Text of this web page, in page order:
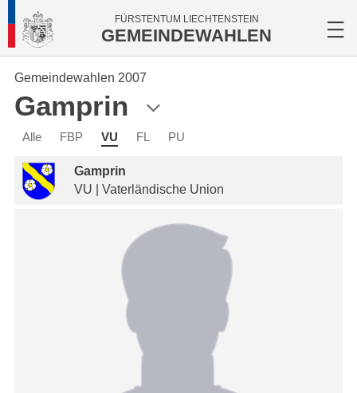
FÜRSTENTUM LIECHTENSTEIN
GEMEINDEWAHLEN
Gemeindewahlen 2007
Gamprin
Alle FBP VU FL PU
Gamprin
VU | Vaterländische Union